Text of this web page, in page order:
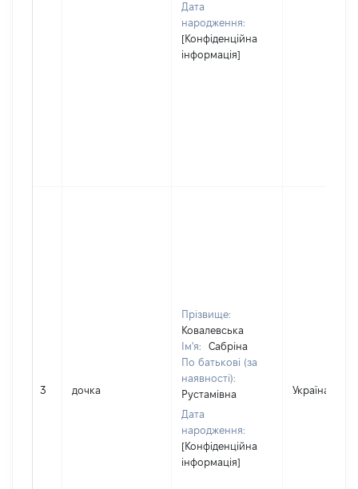
Дата
народження:
[Конфіденційна
інформація]
3 дочка
Прізвище:
Ковалевська
Ім'я:
Сабріна
По батькові (за
наявності):
Рустамівна
Дата
народження:
[Конфіденційна
інформація]
Україна